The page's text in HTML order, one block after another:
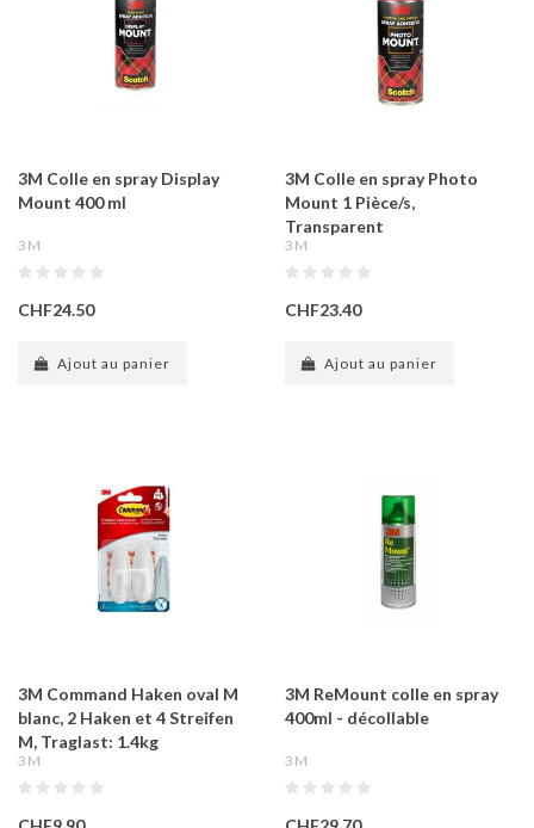
3M Colle en spray Display
Mount 400 ml
3M
CHF24.50
Ajout au panier
3M Colle en spray Photo
Mount 1 Pièce/s,
Transparent
3M
CHF23.40
Ajout au panier
3M Command Haken oval M
blanc, 2 Haken et 4 Streifen
M, Traglast: 1.4kg
3M
3M ReMount colle en spray
400ml - décollable
3M